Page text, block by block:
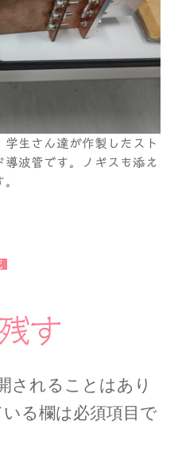
生さん達が作製したスト
導波管です。ノギスも添え
す
されることはあり
る欄は必須項目で